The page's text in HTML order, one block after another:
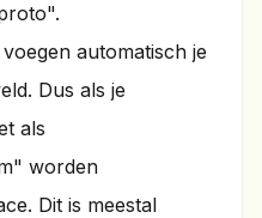
automatisch je
Dus als je
als
worden
Dit is meestal